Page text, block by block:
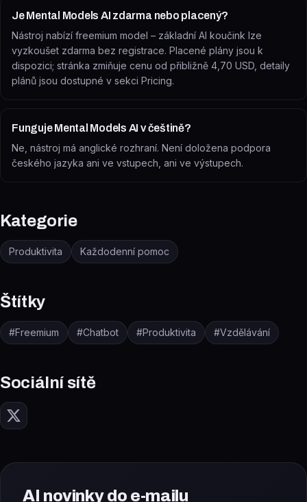
Je Mental Models AI zdarma nebo placený?
Nástroj nabízí freemium model – základní AI koučink lze
vyzkoušet zdarma bez registrace. Placené plány jsou k
dispozici; stránka zmiňuje cenu od přibližně 4,70 USD, detaily
plánů jsou dostupné v sekci Pricing.
Funguje Mental Models AI v češtině?
Ne, nástroj má anglické rozhraní. Není doložena podpora
českého jazyka ani ve vstupech, ani ve výstupech.
Kategorie
Produktivita Každodenní pomoc
Štítky
#Freemium #Chatbot #Produktivita #Vzdělávání
Sociální sítě
AI novinky do e-mailu